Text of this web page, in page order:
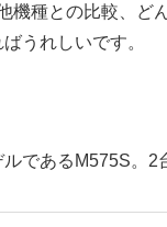
機種との比較、ど
うれしいです。
であるM575S。2